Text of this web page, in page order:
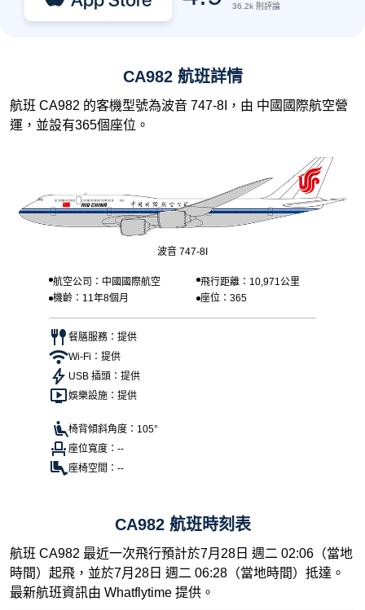
36.2k 則評論
CA982 航班詳情
航班 CA982 的客機型號為波音 747-8I，由 中國國際航空營
運，並設有365個座位。
波音 747-8I
航空公司：中國國際航空
飛行距離：10,971公里
機齡：11年8個月
座位：365
餐膳服務：提供
Wi-Fi：提供
USB 插頭：提供
娛樂設施：提供
椅背傾斜角度：105°
座位寬度：--
座椅空間：--
CA982 航班時刻表
航班 CA982 最近一次飛行預計於7月28日 週二 02:06（當地
時間）起飛，並於7月28日 週二 06:28（當地時間）抵達。
最新航班資訊由 Whatflytime 提供。